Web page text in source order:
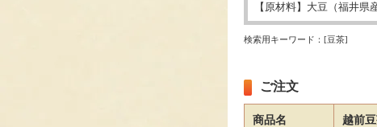
【原材料】大豆（福井県
検索用キーワード：[豆茶]
ご注文
商品名
越前